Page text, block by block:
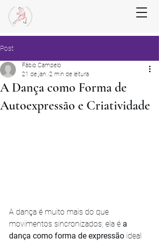
Post
A Dança como Forma de
Autoexpressão e Criatividade
Fábio Campelo
21 de jan. 2 min de leitura
A dança é muito mais do que
movimentos sincronizados; ela é a
dança como forma de expressão ideal